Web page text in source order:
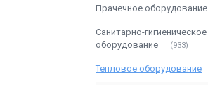
Прачечное оборудование
Санитарно-гигиеническое
оборудование
933
Тепловое оборудование